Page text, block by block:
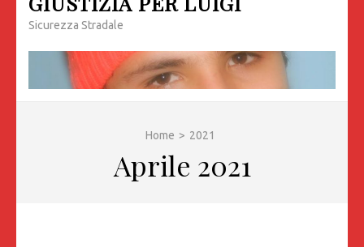
Sicurezza Stradale
Home > 2021
Aprile 2021